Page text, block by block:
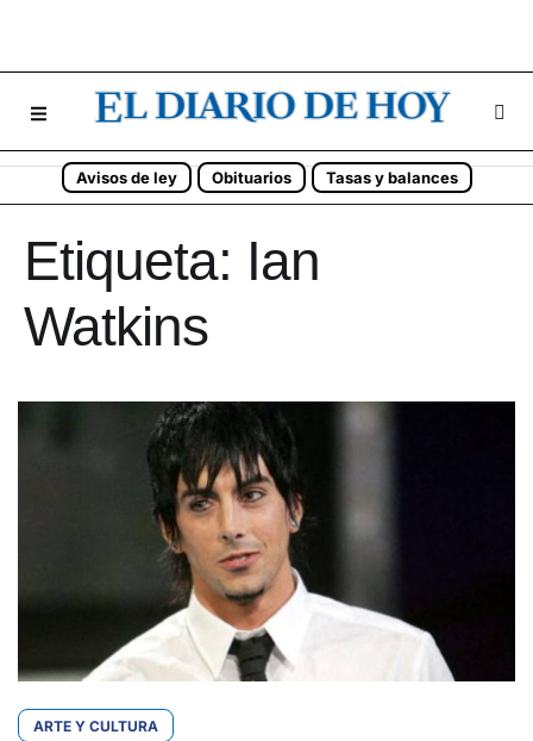
Avisos de ley Obituarios Tasas y balances
Etiqueta: Ian
Watkins
ARTE Y CULTURA